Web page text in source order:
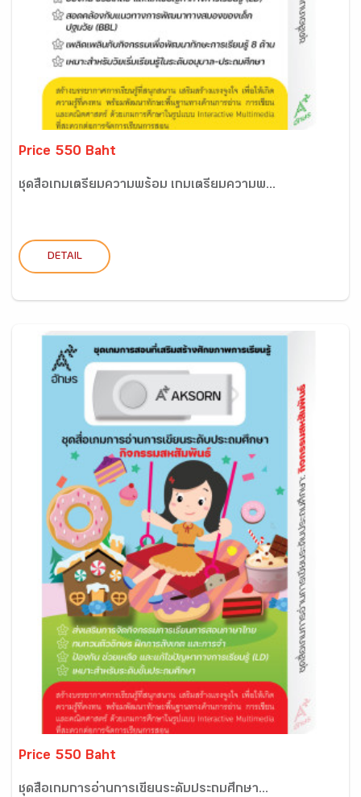
Price 550 Baht
ชุดสื่อเกมเตรียมความพร้อม เกมเตรียมความพ...
DETAIL
Price 550 Baht
ชุดสื่อเกมการอ่านการเขียนระดับประถมศึกษา...